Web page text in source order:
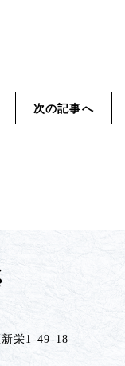
次の記事へ
栄1-49-18